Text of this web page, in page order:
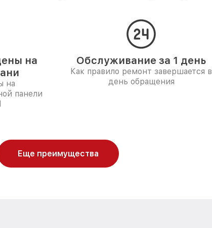
на
на
панели
Обслуживание за 1 день
Как правило ремонт завершается в
день обращения
Еще преимущества